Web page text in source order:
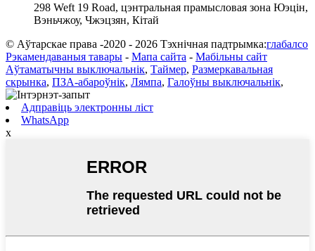
298 Weft 19 Road, цэнтральная прамысловая зона Юэцін,
Вэньчжоу, Чжэцзян, Кітай
© Аўтарскае права -2020 - 2026 Тэхнічная падтрымка:глабалсо
Рэкамендаваныя тавары - Мапа сайта - Мабільны сайт
Аўтаматычны выключальнік, Таймер, Размеркавальная
скрынка, ПЗА-абароўнік, Лямпа, Галоўны выключальнік,
Адправіць электронны ліст
WhatsApp
x